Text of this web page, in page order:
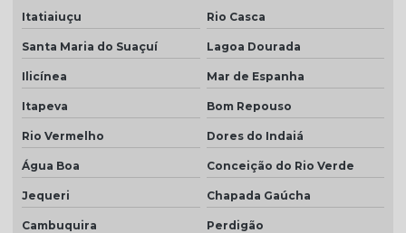
Itatiaiuçu Rio Casca
Santa Maria do Suaçuí Lagoa Dourada
Ilicínea Mar de Espanha
Itapeva Bom Repouso
Rio Vermelho Dores do Indaiá
Água Boa Conceição do Rio Verde
Jequeri Chapada Gaúcha
Cambuquira Perdigão